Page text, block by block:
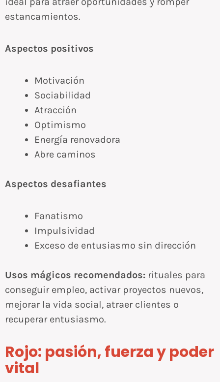
estancamientos.
Aspectos positivos
Motivación
Sociabilidad
Atracción
Optimismo
Energía renovadora
Abre caminos
Aspectos desafiantes
Fanatismo
Impulsividad
Exceso de entusiasmo sin dirección
Usos mágicos recomendados: rituales para
conseguir empleo, activar proyectos nuevos,
mejorar la vida social, atraer clientes o
recuperar entusiasmo.
Rojo: pasión, fuerza y poder
vital